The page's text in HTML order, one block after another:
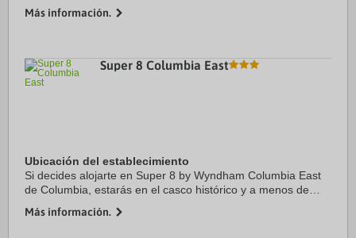
se encuentra a 5,3 km de TagParty ...
Más información.
Super 8 Columbia East
Ubicación del establecimiento
Si decides alojarte en Super 8 by Wyndham Columbia East
de Columbia, estarás en el casco histórico y a menos de
Maternoinfantil. Además, este ...
Más información.